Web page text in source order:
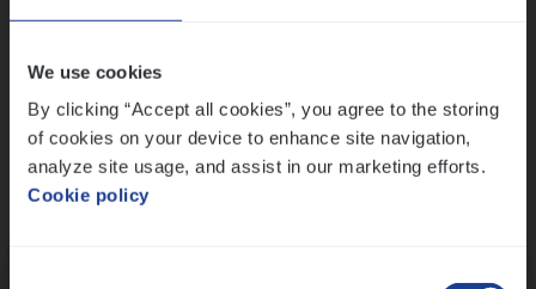
We use cookies
By clicking “Accept all cookies”, you agree to the storing
of cookies on your device to enhance site navigation,
analyze site usage, and assist in our marketing efforts.
Cookie policy